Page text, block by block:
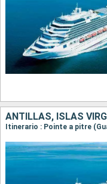
ANTILLAS, ISLAS
Itinerario : Pointe a pitre